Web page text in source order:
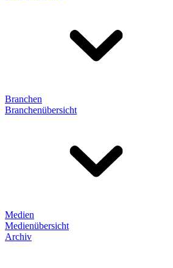
Branchen
Branchenübersicht
Medien
Medienübersicht
Archiv